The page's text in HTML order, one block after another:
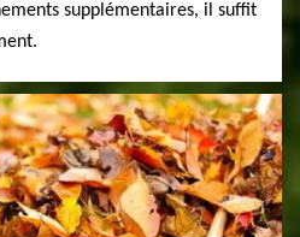
supplémentaires, il suffit